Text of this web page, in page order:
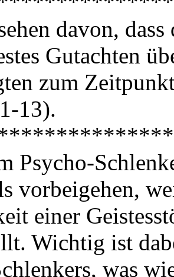
davon,
Gutachten
zum
13).
Psycho-
vorbeigehen,
einer
Wichtig ist
was